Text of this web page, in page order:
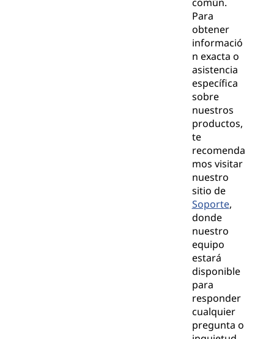
Para
obtener
informació
n exacta o
asistencia
específica
sobre
nuestros
productos,
te
recomenda
mos visitar
nuestro
sitio de
Soporte,
donde
nuestro
equipo
estará
disponible
para
responder
cualquier
pregunta o